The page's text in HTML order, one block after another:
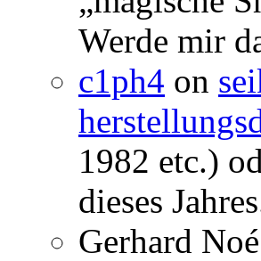
Werde mir
c1ph4 on
1982 etc.)
dieses
Gerhard Noé